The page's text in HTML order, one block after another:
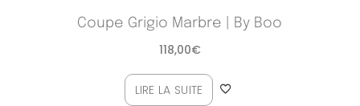
Coupe Grigio Marbre | By Boo
118,00€
LIRE LA SUITE